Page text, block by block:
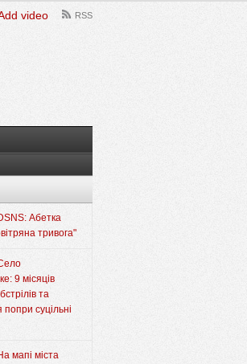
video RSS
Абетка
тривога"
9 місяців
та
попри суцільні
мапі міста